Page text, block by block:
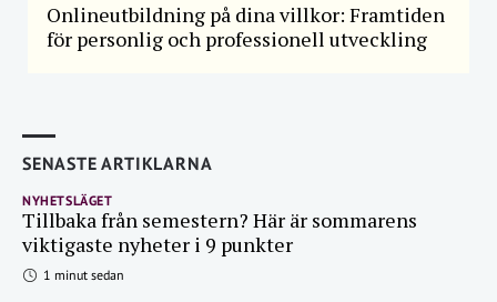
Onlineutbildning på dina villkor: Framtiden
för personlig och professionell utveckling
SENASTE ARTIKLARNA
NYHETSLÄGET
Tillbaka från semestern? Här är sommarens
viktigaste nyheter i 9 punkter
1 minut sedan